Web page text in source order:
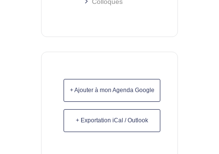
+ Ajouter à mon Agenda Google
+ Exportation iCal / Outlook